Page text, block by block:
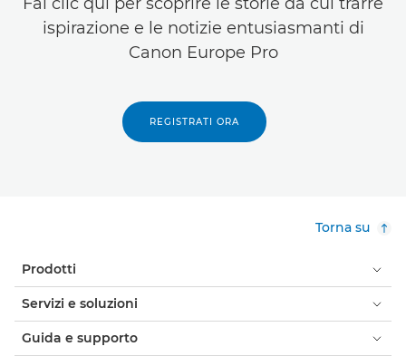
ispirazione e le notizie entusiasmanti di
Canon Europe Pro
REGISTRATI ORA
Torna su
Prodotti
Servizi e soluzioni
Guida e supporto